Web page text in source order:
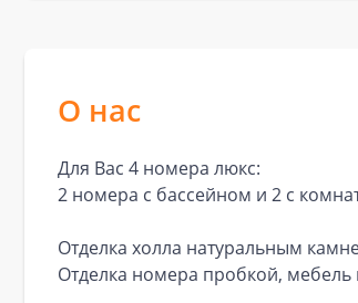
О нас
Для Вас 4 номера люкс:
2 номера с бассейном и 2 с
Отделка холла натуральным
Отделка номера пробкой, мебель